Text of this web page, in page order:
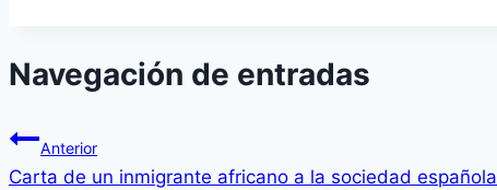
Navegación de entradas
Anterior
Carta de un inmigrante africano a la sociedad española